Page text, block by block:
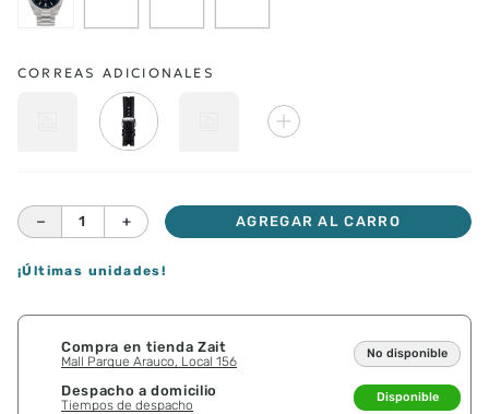
CORREAS ADICIONALES
＋
－ AGREGAR AL CARRO
¡Últimas unidades!
Compra en tienda Zait
Mall Parque Arauco, Local 156
No disponible
Despacho a domicilio
Tiempos de despacho
Disponible